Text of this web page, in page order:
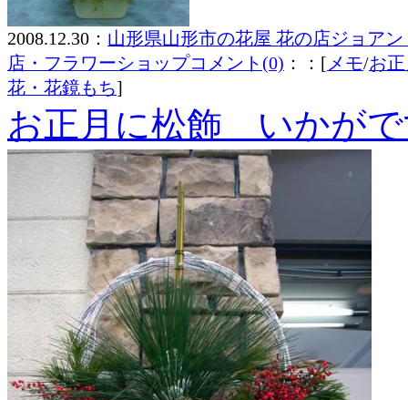
2008.12.30： 山形県山形市の花屋 花の店ジョア
店・フラワーショップコメント(0) ：：[メモ/お
花・花鏡もち]
お正月に松飾 いかが